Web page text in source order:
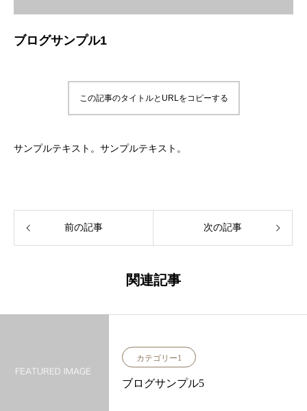
ブログサンプル1
この記事のタイトルとURLをコピーする
サンプルテキスト。サンプルテキスト。
前の記事 次の記事
関連記事
カテゴリー1
ブログサンプル5